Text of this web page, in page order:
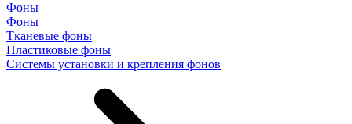
Фоны
Фоны
Тканевые фоны
Пластиковые фоны
Системы установки и крепления фонов